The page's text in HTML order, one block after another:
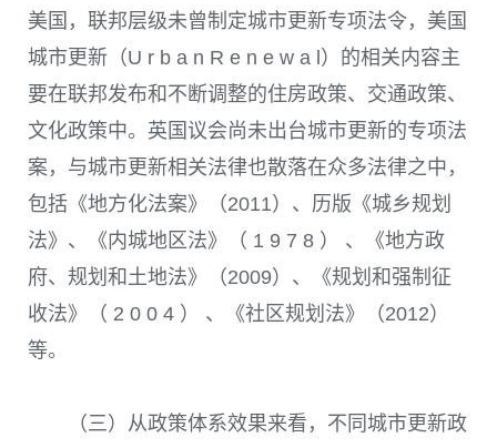
美国，联邦层级未曾制定城市更新专项法令，美国
城市更新（U r b a n R e n e w a l）的相关内容主
要在联邦发布和不断调整的住房政策、交通政策、
文化政策中。英国议会尚未出台城市更新的专项法
案，与城市更新相关法律也散落在众多法律之中，
包括《地方化法案》（2011）、历版《城乡规划
法》、《内城地区法》（ 1 9 7 8 ） 、《地方政
府、规划和土地法》（2009）、《规划和强制征
收法》（ 2 0 0 4 ） 、《社区规划法》（2012）
等。
（三）从政策体系效果来看，不同城市更新政